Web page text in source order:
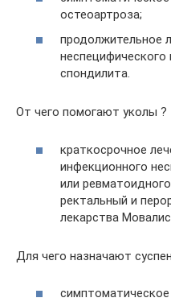
остеоартроза;
продолжительное
спондилита.
От чего помогают уколы ?
краткосрочное
инфекционного
или
ректальный и
лекарства
Для чего назначают